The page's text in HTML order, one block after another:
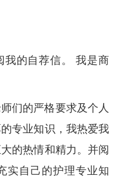
我的自荐信。 我是商
们的严格要求及个人
专业知识，我热爱我
的热情和精力。并阅
实自己的护理专业知